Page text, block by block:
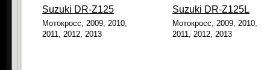
Suzuki DR-Z125
Мотокросс, 2009, 2010,
2011, 2012, 2013
Suzuki DR-Z125L
Мотокросс, 2009, 2010,
2011, 2012, 2013